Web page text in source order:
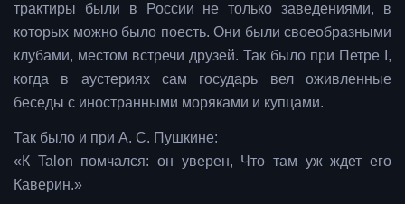
трактиры были в России не только заведениями, в
которых можно было поесть. Они были своеобразными
клубами, местом встречи друзей. Так было при Петре I,
когда в аустериях сам государь вел оживленные
беседы с иностранными моряками и купцами.
Так было и при А. С. Пушкине:
«К Talon помчался: он уверен, Что там уж ждет его
Каверин.»